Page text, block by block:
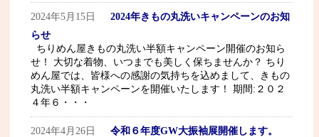
2024年5月15日
2024年きもの丸洗いキャンペーンのお知
らせ
ちりめん屋きもの丸洗い半額キャンペーン開催のお知ら
せ！ 大切な着物、いつまでも美しく保ちませんか？ ちり
めん屋では、皆様への感謝の気持ちを込めまして、きもの
丸洗い半額キャンペーンを開催いたします！ 期間:２０２
４年６・・・
2024年4月26日
令和６年度GW大振袖展開催します。